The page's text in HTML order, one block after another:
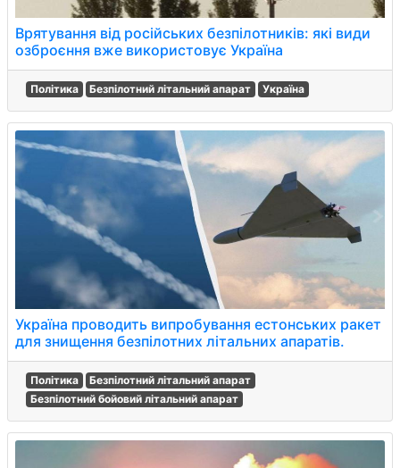
Врятування від російських безпілотників: які види
озброєння вже використовує Україна
Політика Безпілотний літальний апарат Україна
Україна проводить випробування естонських ракет
для знищення безпілотних літальних апаратів.
Політика
Безпілотний літальний апарат
Безпілотний бойовий літальний апарат